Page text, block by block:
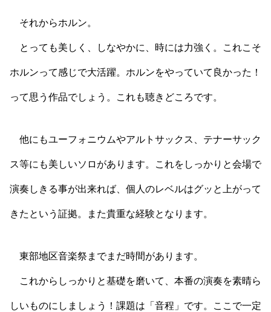
それからホルン。
とっても美しく、しなやかに、時には力強く。これこそ
ホルンって感じで大活躍。ホルンをやっていて良かった！
って思う作品でしょう。これも聴きどころです。
他にもユーフォニウムやアルトサックス、テナーサック
ス等にも美しいソロがあります。これをしっかりと会場で
演奏しきる事が出来れば、個人のレベルはグッと上がって
きたという証拠。また貴重な経験となります。
東部地区音楽祭までまだ時間があります。
これからしっかりと基礎を磨いて、本番の演奏を素晴ら
しいものにしましょう！課題は「音程」です。ここで一定